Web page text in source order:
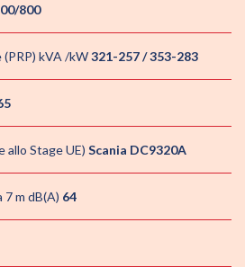
800
(PRP) kVA /kW321-257 / 353-283
Stage UE) Scania DC9320A
7 m dB(A) 64